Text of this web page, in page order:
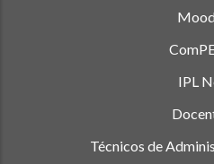
IPL
Técnicos de